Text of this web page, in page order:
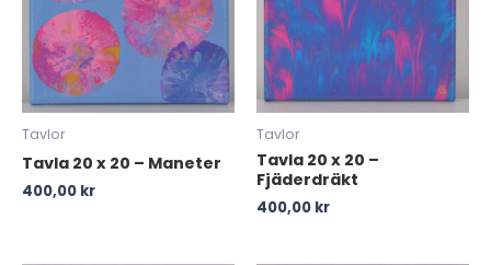
Tavlor
Tavla 20 x 20 – Maneter
400,00 kr
Tavlor
Tavla 20 x 20 –
Fjäderdräkt
400,00 kr